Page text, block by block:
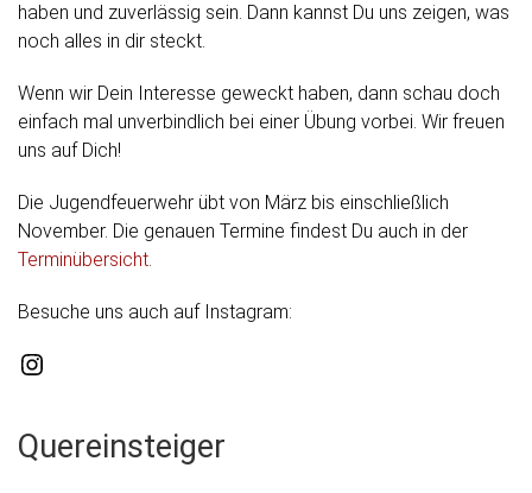
haben und zuverlässig sein. Dann kannst Du uns zeigen, was
noch alles in dir steckt.
Wenn wir Dein Interesse geweckt haben, dann schau doch
einfach mal unverbindlich bei einer Übung vorbei. Wir freuen
uns auf Dich!
Die Jugendfeuerwehr übt von März bis einschließlich
November. Die genauen Termine findest Du auch in der
Terminübersicht.
Besuche uns auch auf Instagram:
Instagram
Quereinsteiger